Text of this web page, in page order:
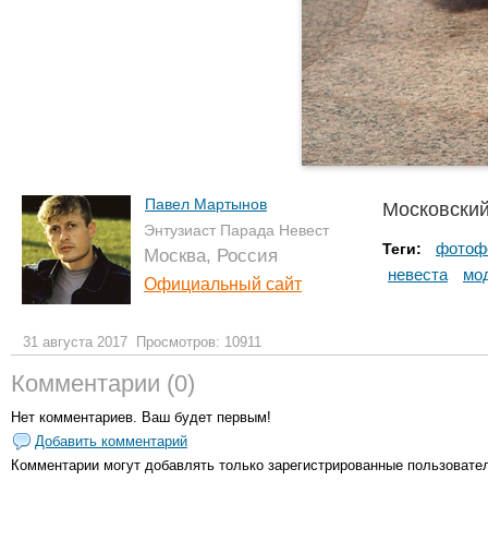
Павел Мартынов
Энтузиаст Парада Невест
Москва, Россия
Официальный сайт
Теги:
невеста
31 августа 2017 Просмотров: 10911
Комментарии (0)
Нет комментариев. Ваш будет первым!
Добавить комментарий
Комментарии могут добавлять только зарегистрированные